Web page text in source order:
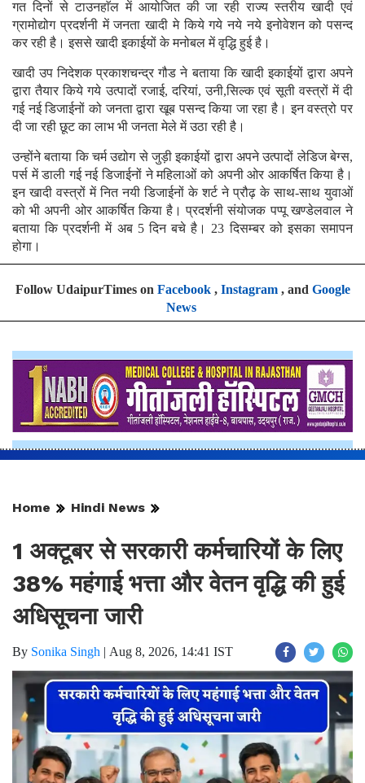
गत दिनों से टाउनहाॅल में आयोजित की जा रही राज्य स्तरीय खादी एवं
ग्रामोद्योग प्रदर्शनी में जनता खादी मे किये गये नये नये इनोवेशन को पसन्द
कर रही है। इससे खादी इकाईयों के मनोबल में वृद्धि हुई है।
खादी उप निदेशक प्रकाशचन्द्र गौड ने बताया कि खादी इकाईयों द्वारा अपने
द्वारा तैयार किये गये उत्पादों रजाई, दरियां, उनी,सिल्क एवं सूती वस्त्रों में दी
गई नई डिजाईनों को जनता द्वारा खूब पसन्द किया जा रहा है। इन वस्त्रो पर
दी जा रही छूट का लाभ भी जनता मेले में उठा रही है।
उन्होंने बताया कि चर्म उद्योग से जुड़ी इकाईयों द्वारा अपने उत्पादों लेडिज बेग्स,
पर्स में डाली गई नई डिजाईनों ने महिलाओं को अपनी ओर आकर्षित किया है।
इन खादी वस्त्रों में नित नयी डिजाईनों के शर्ट ने प्रौढ़ के साथ-साथ युवाओं
को भी अपनी ओर आकर्षित किया है। प्रदर्शनी संयोजक पप्पू खण्डेलवाल ने
बताया कि प्रदर्शनी में अब 5 दिन बचे है। 23 दिसम्बर को इसका समापन
होगा।
Follow UdaipurTimes on Facebook, Instagram, and Google
News
Home Hindi News
1 अक्टूबर से सरकारी कर्मचारियों के लिए
38% महंगाई भत्ता और वेतन वृद्धि की हुई
अधिसूचना जारी
By Sonika Singh | Aug 8, 2026, 14:41 IST